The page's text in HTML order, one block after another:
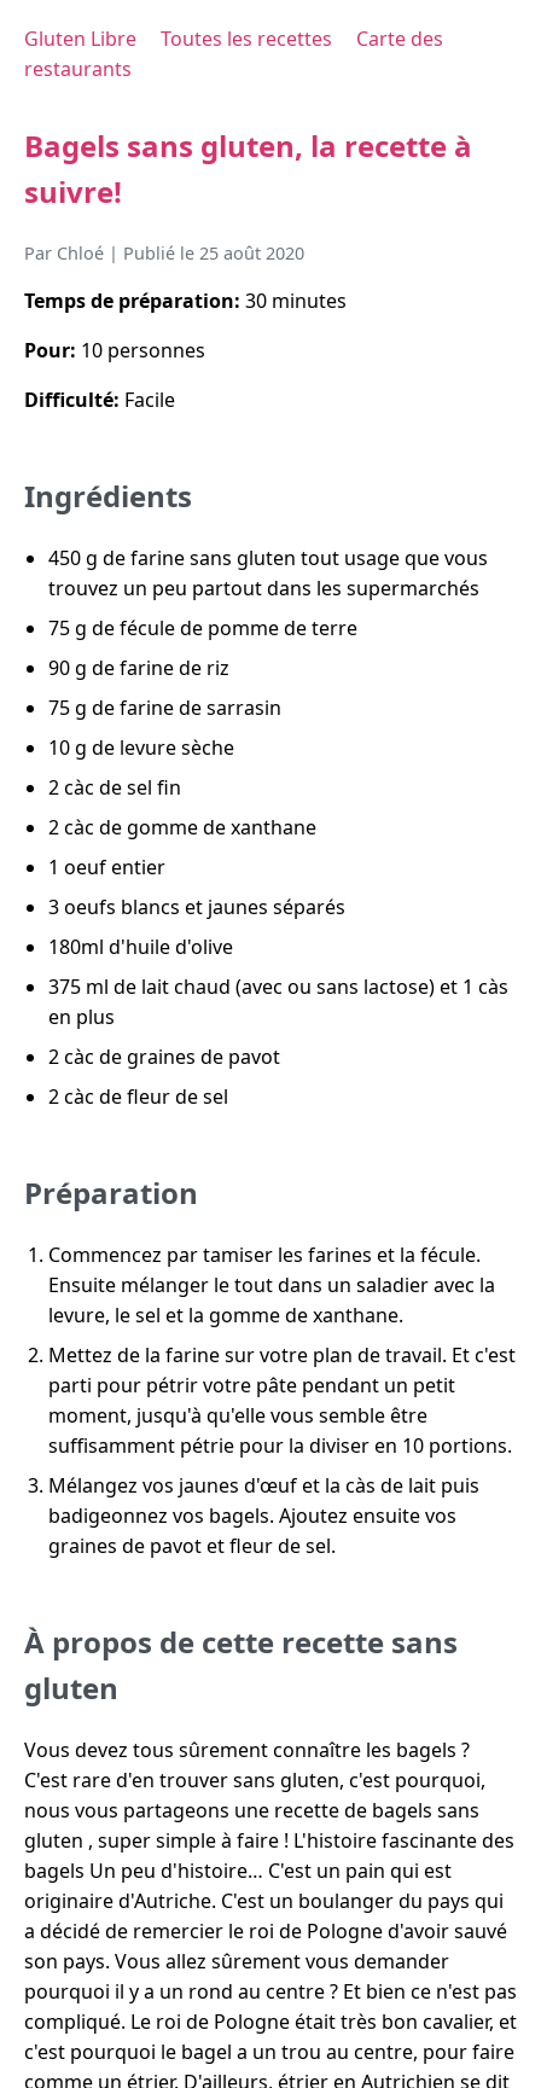
Gluten Libre Toutes les recettes
Carte des
restaurants
Bagels sans gluten, la recette à
suivre!
Par Chloé | Publié le 25 août 2020
Temps de préparation: 30 minutes
Pour: 10 personnes
Difficulté: Facile
Ingrédients
450 g de farine sans gluten tout usage que vous
trouvez un peu partout dans les supermarchés
75 g de fécule de pomme de terre
90 g de farine de riz
75 g de farine de sarrasin
10 g de levure sèche
2 càc de sel fin
2 càc de gomme de xanthane
1 oeuf entier
3 oeufs blancs et jaunes séparés
180ml d'huile d'olive
375 ml de lait chaud (avec ou sans lactose) et 1 càs
en plus
2 càc de graines de pavot
2 càc de fleur de sel
Préparation
Commencez par tamiser les farines et la fécule.
Ensuite mélanger le tout dans un saladier avec la
levure, le sel et la gomme de xanthane.
Mettez de la farine sur votre plan de travail. Et c'est
parti pour pétrir votre pâte pendant un petit
moment, jusqu'à qu'elle vous semble être
suffisamment pétrie pour la diviser en 10 portions.
Mélangez vos jaunes d'œuf et la càs de lait puis
badigeonnez vos bagels. Ajoutez ensuite vos
graines de pavot et fleur de sel.
À propos de cette recette sans
gluten
Vous devez tous sûrement connaître les bagels ?
C'est rare d'en trouver sans gluten, c'est pourquoi,
nous vous partageons une recette de bagels sans
gluten , super simple à faire ! L'histoire fascinante des
bagels Un peu d'histoire… C'est un pain qui est
originaire d'Autriche. C'est un boulanger du pays qui
a décidé de remercier le roi de Pologne d'avoir sauvé
son pays. Vous allez sûrement vous demander
pourquoi il y a un rond au centre ? Et bien ce n'est pas
compliqué. Le roi de Pologne était très bon cavalier, et
c'est pourquoi le bagel a un trou au centre, pour faire
comme un étrier. D'ailleurs, étrier en Autrichien se dit